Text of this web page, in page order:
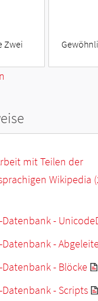
Zwei
mit Teilen der
Wikipedia
-
-
- Blöcke
- Scripts